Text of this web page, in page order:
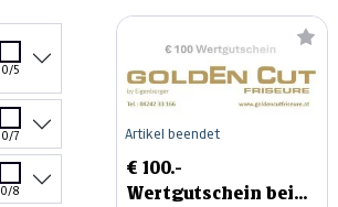
0/5
0/7
0/8
€ 100.-
Wertgutschein bei
Artikel beendet